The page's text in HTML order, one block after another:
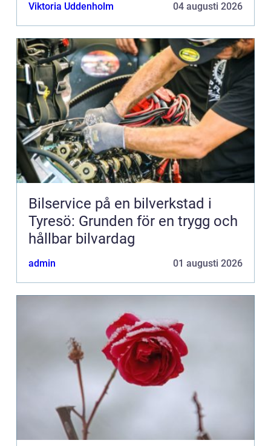
Viktoria Uddenholm 04 augusti 2026
Bilservice på en bilverkstad i
Tyresö: Grunden för en trygg och
hållbar bilvardag
admin 01 augusti 2026